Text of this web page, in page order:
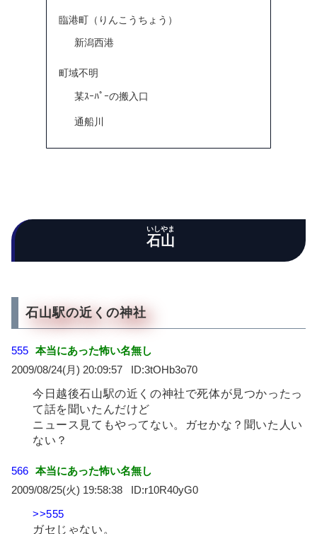
臨港町（りんこうちょう）
新潟西港
町域不明
某ｽｰﾊﾟｰの搬入口
通船川
石山
いしやま
石山駅の近くの神社
555 本当にあった怖い名無し
2009/08/24(月) 20:09:57
3tOHb3o70
今日越後石山駅の近くの神社で死体が見つかったっ
て話を聞いたんだけど
ニュース見てもやってない。ガセかな？聞いた人い
ない？
566 本当にあった怖い名無し
2009/08/25(火) 19:58:38
r10R40yG0
>>555
ガセじゃない。